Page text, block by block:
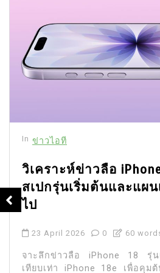
In ข่าวไอที
วิเคราะห์ข่าวลือ
สเปกรุ่นเริ่มต้นและแผ
ไป
23 April 2026 0 60
จาะลึกข่าวลือ iPhone 18 รุ่น
เทียบเท่า iPhone 18e เพื่อคุ